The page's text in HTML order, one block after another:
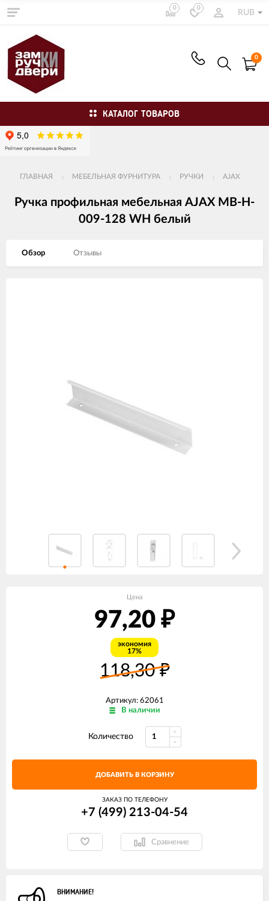
0 0
RUB
0
КАТАЛОГ ТОВАРОВ
ГЛАВНАЯ МЕБЕЛЬНАЯ ФУРНИТУРА РУЧКИ AJAX
Ручка профильная мебельная AJAX MB-H-
009-128 WH белый
Обзор Отзывы
Цена
97,20 ₽
экономия
17%
118,30₽
Артикул: 62061
В наличии
Количество
ДОБАВИТЬ В КОРЗИНУ
ЗАКАЗ ПО ТЕЛЕФОНУ
+7 (499) 213-04-54​
Сравнение
ВНИМАНИЕ!